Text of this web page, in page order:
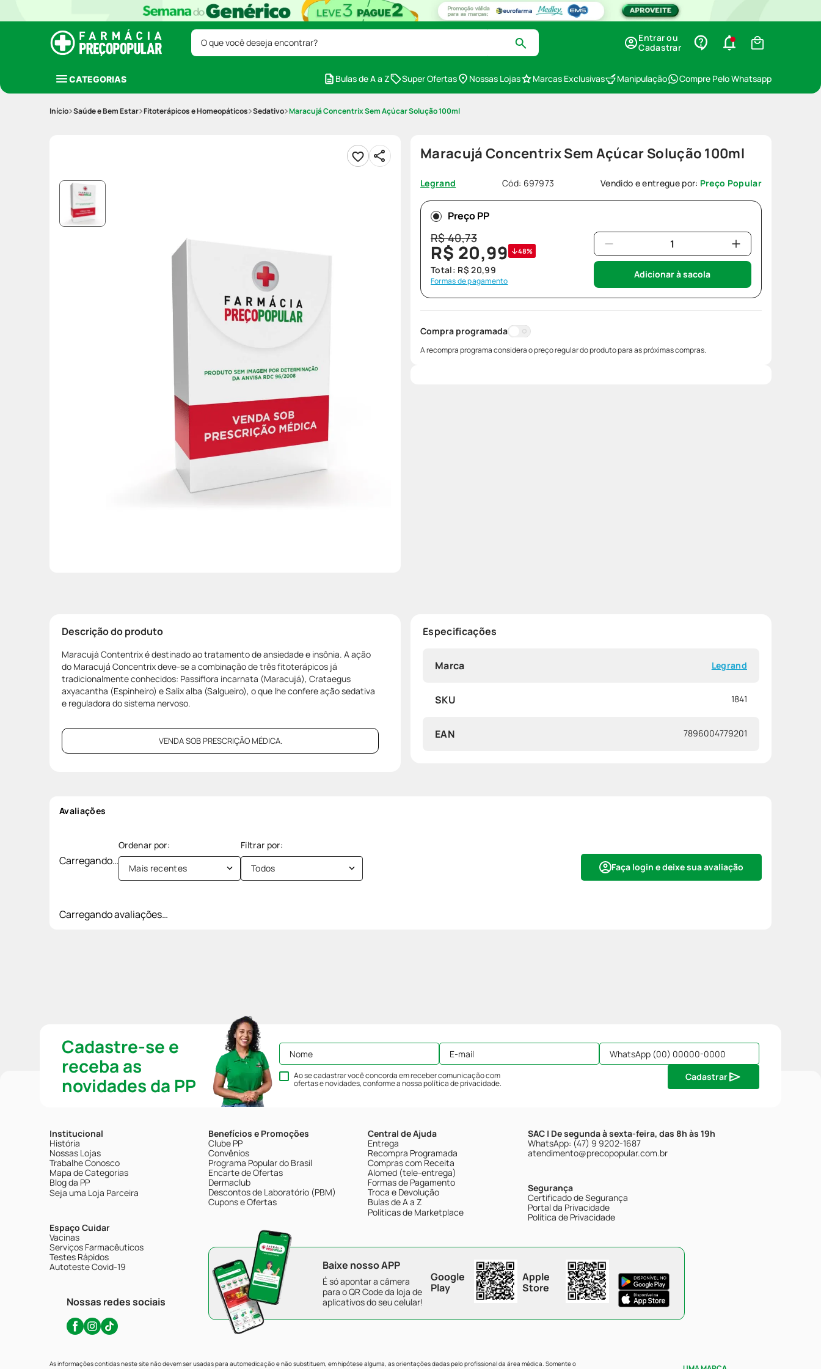
O que você deseja encontrar?
Entrar ou
Cadastrar
CATEGORIAS Bulas de A a Z Super Ofertas Nossas Lojas Marcas Exclusivas Manipulação Compre Pelo Whatsapp
Saúde e Bem Estar Fitoterápicos e Homeopáticos Sedativo Maracujá Concentrix Sem Açúcar Solução 100ml
Maracujá Concentrix Sem Açúcar Solução 100ml
Legrand Cód: 697973 Vendido e entregue por: Preço Popular
Preço PP
R$40,73
R$ 20,99 48%
Total: R$ 20,99
Formas de pagamento
Adicionar à sacola
Compra programada
A recompra programa considera o preço regular do produto para as próximas compras.
Descrição do produto
Maracujá Contentrix é destinado ao tratamento de ansiedade e insônia. A ação
do Maracujá Concentrix deve-se a combinação de três fitoterápicos já
tradicionalmente conhecidos: Passiflora incarnata (Maracujá), Crataegus
axyacantha (Espinheiro) e Salix alba (Salgueiro), o que lhe confere ação sedativa
e reguladora do sistema nervoso.
VENDA SOB PRESCRIÇÃO MÉDICA.
Especificações
Marca Legrand
SKU 1841
EAN 7896004779201
Avaliações
Carregando… Faça login e deixe sua avaliação
Mais recentes Todos
Carregando avaliações…
Cadastre-se e
receba as
novidades da PP
Ao se cadastrar você concorda em receber comunicação com
ofertas e novidades, conforme a nossapolítica de privacidade.
Cadastrar
Institucional
História
Nossas Lojas
Trabalhe Conosco
Mapa de Categorias
Blog da PP
Seja uma Loja Parceira
Espaço Cuidar
Vacinas
Serviços Farmacêuticos
Testes Rápidos
Autoteste Covid-19
Nossas redes sociais
Benefícios e Promoções
Clube PP
Convênios
Programa Popular do Brasil
Encarte de Ofertas
Dermaclub
Descontos de Laboratório (PBM)
Cupons e Ofertas
Central de Ajuda
Entrega
Recompra Programada
Compras com Receita
Alomed (tele-entrega)
Formas de Pagamento
Troca e Devolução
Bulas de A a Z
Políticas de Marketplace
SAC | De segunda à sexta-feira, das 8h às 19h
WhatsApp: (47) 9 9202-1687
atendimento@precopopular.com.br
Segurança
Certificado de Segurança
Portal da Privacidade
Política de Privacidade
Baixe nosso APP
É só apontar a câmera
para o QR Code da loja de
aplicativos do seu celular!
Google
Play
Apple
Store
As informações contidas neste site não devem ser usadas para automedicação e não substituem, em hipótese alguma, as orientações dadas pelo profissional da área médica. Somente o